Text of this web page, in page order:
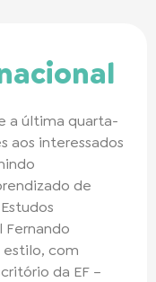
a última quarta-
aos interessados
de
Fernando
estilo, com
da EF –